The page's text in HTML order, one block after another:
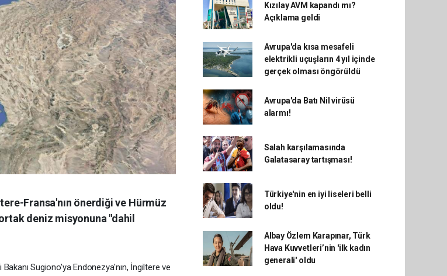
Fransa'nın önerdiği ve Hürmüz
deniz misyonuna "dahil
Sugiono'ya Endonezya'nın, İngiltere ve
Kızılay AVM kapandı mı?
Açıklama geldi
Avrupa'da kısa mesafeli
elektrikli uçuşların 4 yıl içinde
gerçek olması öngörüldü
Avrupa'da Batı Nil virüsü
alarmı!
Salah karşılamasında
Galatasaray tartışması!
Türkiye'nin en iyi liseleri belli
oldu!
Albay Özlem Karapınar, Türk
Hava Kuvvetleri’nin 'ilk kadın
generali' oldu